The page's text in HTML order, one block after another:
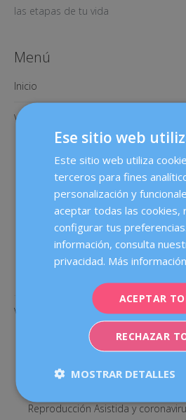
las etapas de tu vida
Menú
Inicio
Videos Ginecología
Ginecoestética
Cáncer de mama
Cirugía ginecológica
Pruebas ginecológicas
Videos Fertilidad
Medicación FIV
Reproducción Asistida y
Ese sitio web
Este sitio web utiliza
terceros para fines
personalización y
aceptar todas las cookies,
configurar tus
información, consulta
privacidad. Más información
ACEPTAR
RECHAZAR
MOSTRAR DETALLES